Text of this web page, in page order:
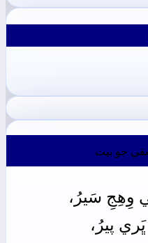
جو بيت
وِھِجِ سَيرُ،
ڀَري پيرُ،